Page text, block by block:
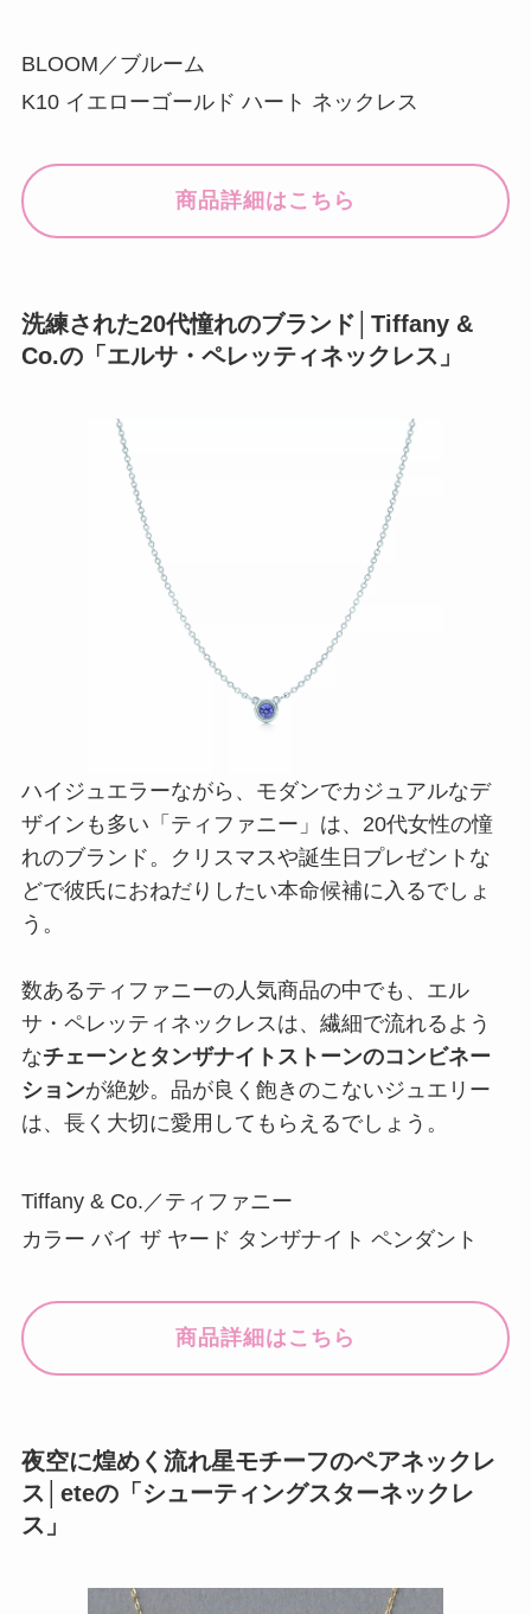
BLOOM／ブルーム
K10 イエローゴールド ハート ネックレス
商品詳細はこちら
洗練された20代憧れのブランド│Tiffany &
Co.の「エルサ・ペレッティネックレス」
ハイジュエラーながら、モダンでカジュアルなデ
ザインも多い「ティファニー」は、20代女性の憧
れのブランド。クリスマスや誕生日プレゼントな
どで彼氏におねだりしたい本命候補に入るでしょ
う。
数あるティファニーの人気商品の中でも、エル
サ・ペレッティネックレスは、繊細で流れるよう
なチェーンとタンザナイトストーンのコンビネー
ションが絶妙。品が良く飽きのこないジュエリー
は、長く大切に愛用してもらえるでしょう。
Tiffany & Co.／ティファニー
カラー バイ ザ ヤード タンザナイト ペンダント
商品詳細はこちら
夜空に煌めく流れ星モチーフのペアネックレ
ス│eteの「シューティングスターネックレ
ス」